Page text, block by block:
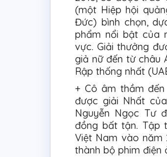
(một Hiệp hội
Đức) bình chọn,
phẩm nổi bật của
vực. Giải thưởng
giả nữ đến từ châu
Rập thống nhất
+ Cô âm thầm
được giải Nhất
Nguyễn Ngọc Tư
đồng bất tận. Tập
Việt Nam vào năm
thành bộ phim điện